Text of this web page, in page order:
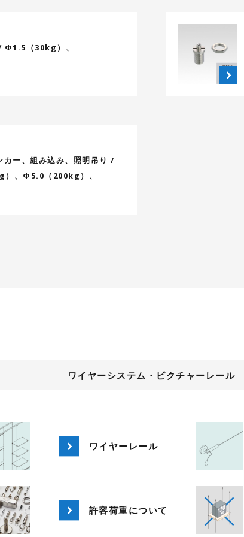
Φ1.5（30kg）、
ー、組み込み、照明吊り /
、Φ5.0（200kg）、
ワイヤーシステム・ピクチャーレール
ワイヤー レール
許容荷重について